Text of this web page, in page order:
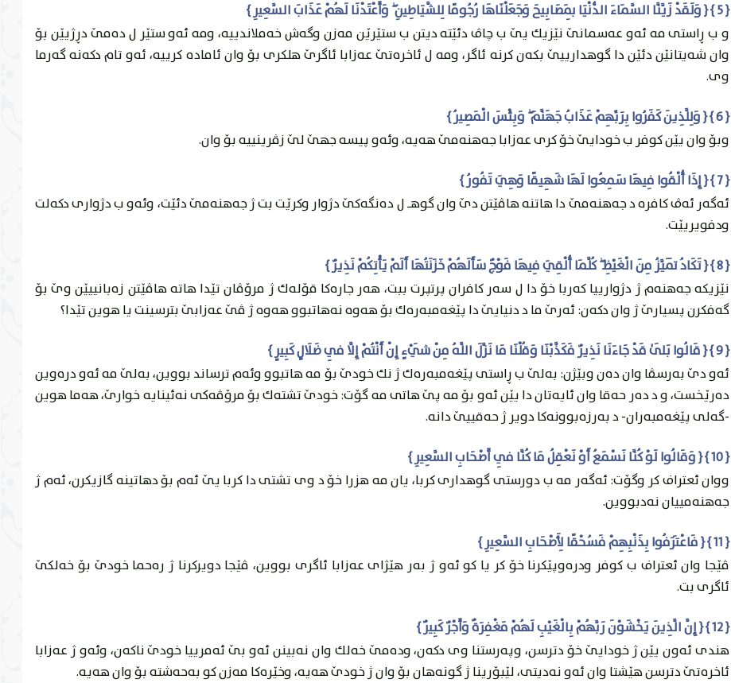
{ 5 } { وَلَقَدْ زَيَّنَّا السَّمَاءَ الدُّنْيَا بِمَصَابِيحَ وَجَعَلْنَاهَا رُجُومًا لِلشَّيَاطِينِ ۖ وَأَعْتَدْنَا لَهُمْ عَذَابَ السَّعِيرِ }
و ب ڕاستى مه‌ ئه‌و عه‌سمانێ نێزيك يێ ب چاڤ دئێته‌ ديتن ب ستێرێن مه‌زن وگه‌ش خه‌ملاندییه‌، ومه‌ ئه‌و ستێر ل ده‌مێ دڕژيێن بۆ
وان شه‌يتانێن دئێن دا گوهدارییێ بكه‌ن كرنه‌ ئاگر، ومه‌ ل ئاخره‌تێ عه‌زابا ئاگرێ هلكرى بۆ وان ئاماده‌ كرییه‌، ئه‌و تام دكه‌نه‌ گه‌رما
وى.
{ 6 } { وَلِلَّذِينَ كَفَرُوا بِرَبِّهِمْ عَذَابُ جَهَنَّمَ ۖ وَبِئْسَ الْمَصِيرُ }
وبۆ وان يێن كوفر ب خودايێ خۆ كرى عه‌زابا جه‌هنه‌مێ هه‌يه‌، وئه‌و پيسه‌ جهێ لێ زڤرينییه‌ بۆ وان.
{ 7 } { إِذَا أُلْقُوا فِيهَا سَمِعُوا لَهَا شَهِيقًا وَهِيَ تَفُورُ }
ئه‌گه‌ر ئه‌ڤ كافره‌ د جه‌هنه‌مێ دا هاتنه‌ هاڤێتن دێ وان گوهـ ل ده‌نگه‌كێ دژوار وكرێت بت ژ جه‌هنه‌مێ دئێت، وئه‌و ب دژوارى دكه‌لت
ودفويريێت.
{ 8 } { تَكَادُ تَمَيَّزُ مِنَ الْغَيْظِ ۖ كُلَّمَا أُلْقِيَ فِيهَا فَوْجٌ سَأَلَهُمْ خَزَنَتُهَا أَلَمْ يَأْتِكُمْ نَذِيرٌ }
نێزيكه‌ جه‌هنه‌م ژ دژوارییا كه‌ربا خۆ دا ل سه‌ر كافران پرتپرت ببت، هه‌ر جاره‌كا قۆله‌ك ژ مرۆڤان تێدا هاته‌ هاڤێتن زه‌بانییێن وێ بۆ
گه‌فكرن پسيارێ ژ وان دكه‌ن: ئه‌رێ ما د دنيايێ دا پێغه‌مبه‌ره‌ك بۆ هه‌وه‌ نه‌هاتبوو هه‌وه‌ ژ ڤێ عه‌زابێ بترسينت يا هوين تێدا؟
{ 9 } { قَالُوا بَلَىٰ قَدْ جَاءَنَا نَذِيرٌ فَكَذَّبْنَا وَقُلْنَا مَا نَزَّلَ اللَّهُ مِنْ شَيْءٍ إِنْ أَنْتُمْ إِلَّا فِي ضَلَالٍ كَبِيرٍ }
ئه‌و دێ به‌رسڤا وان ده‌ن وبێژن: به‌لێ ب ڕاستى پێغه‌مبه‌ره‌ك ژ نك خودێ بۆ مه‌ هاتبوو وئه‌م ترساند بووين، به‌لێ مه‌ ئه‌و دره‌وين
ده‌رێخست، و د ده‌ر حه‌قا وان ئايه‌تان دا يێن ئه‌و بۆ مه‌ پێ هاتى مه‌ گۆت: خودێ تشته‌ك بۆ مرۆڤه‌كى نه‌ئينايه‌ خوارێ، هه‌ما هوين
-گه‌لی پێغه‌مبه‌ران- د به‌رزه‌بوونه‌كا دوير ژ حه‌قییێ دانه‌.
{ 10 } { وَقَالُوا لَوْ كُنَّا نَسْمَعُ أَوْ نَعْقِلُ مَا كُنَّا فِي أَصْحَابِ السَّعِيرِ }
ووان ئعتراف كر وگۆت: ئه‌گه‌ر مه‌ ب دورستى گوهدارى كربا، يان مه‌ هزرا خۆ د وى تشتى دا كربا يێ ئه‌م بۆ دهاتينه‌ گازيكرن، ئه‌م ژ
جه‌هنه‌مییان نه‌دبووين.
{ 11 } { فَاعْتَرَفُوا بِذَنْبِهِمْ فَسُحْقًا لِأَصْحَابِ السَّعِيرِ }
ڤێجا وان ئعتراف ب كوفر ودره‌وپێكرنا خۆ كر يا كو ئه‌و ژ به‌ر هێژاى عه‌زابا ئاگرى بووين، ڤێجا دويركرنا ژ ره‌حما خودێ بۆ خه‌لكێ
ئاگرى بت.
{ 12 } { إِنَّ الَّذِينَ يَخْشَوْنَ رَبَّهُمْ بِالْغَيْبِ لَهُمْ مَغْفِرَةٌ وَأَجْرٌ كَبِيرٌ }
هندى ئه‌ون يێن ژ خودايێ خۆ دترسن، وپه‌رستنا وى دكه‌ن، وده‌مێ خه‌لك وان نه‌بينن ئه‌و بێ ئه‌مرییا خودێ ناكه‌ن، وئه‌و ژ عه‌زابا
ئاخره‌تێ دترسن هێشتا وان ئه‌و نه‌ديتى، لێبۆرينا ژ گونه‌هان بۆ وان ژ خودێ هه‌يه‌، وخێره‌كا مه‌زن كو به‌حه‌شته‌ بۆ وان هه‌يه‌.